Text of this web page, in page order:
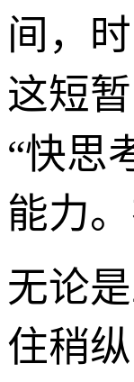
间，
这短
“快思
能力
无论
住稍